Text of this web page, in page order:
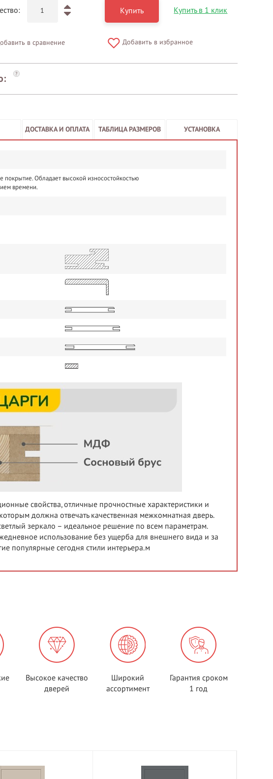
Купить Купить в 1 клик
в сравнение Добавить в избранное
?
ДОСТАВКА И ОПЛАТА ТАБЛИЦА РАЗМЕРОВ УСТАНОВКА
Обладает высокой износостойкостью
времени.
свойства, отличные прочностные характеристики и
должна отвечать качественная межкомнатная дверь.
зеркало – идеальное решение по всем параметрам.
использование без ущерба для внешнего вида и за
популярные сегодня стили интерьера.м
Высокое качество
дверей
Широкий
ассортимент
Гарантия сроком
1 год